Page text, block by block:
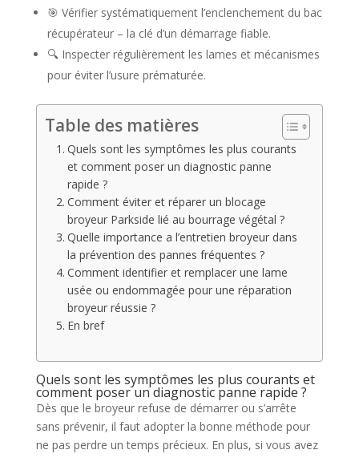
🎯 Vérifier systématiquement l’enclenchement du bac
récupérateur – la clé d’un démarrage fiable.
🔍 Inspecter régulièrement les lames et mécanismes
pour éviter l’usure prématurée.
Table des matières
Quels sont les symptômes les plus courants
et comment poser un diagnostic panne
rapide ?
Comment éviter et réparer un blocage
broyeur Parkside lié au bourrage végétal ?
Quelle importance a l’entretien broyeur dans
la prévention des pannes fréquentes ?
Comment identifier et remplacer une lame
usée ou endommagée pour une réparation
broyeur réussie ?
En bref
Quels sont les symptômes les plus courants et
comment poser un diagnostic panne rapide ?
Dès que le broyeur refuse de démarrer ou s’arrête
sans prévenir, il faut adopter la bonne méthode pour
ne pas perdre un temps précieux. En plus, si vous avez